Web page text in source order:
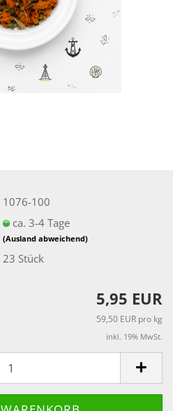
1076-100
ca. 3-4 Tage
(Ausland abweichend)
23 Stück
5,95 EUR
59,50 EUR pro kg
inkl. 19% MwSt.